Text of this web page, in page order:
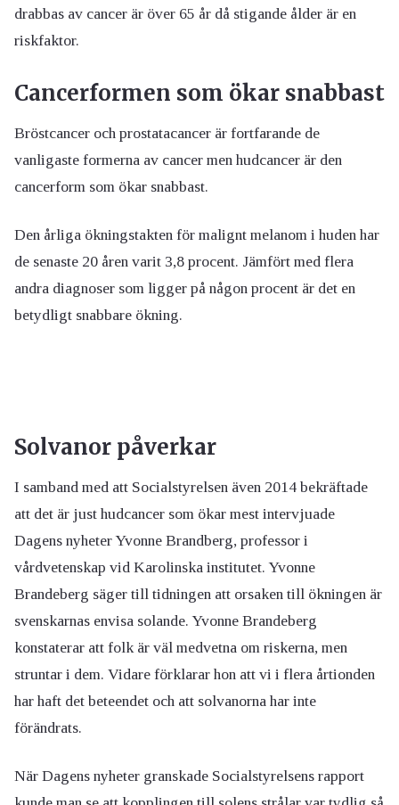
drabbas av cancer är över 65 år då stigande ålder är en
riskfaktor.
Cancerformen som ökar snabbast
Bröstcancer och prostatacancer är fortfarande de
vanligaste formerna av cancer men hudcancer är den
cancerform som ökar snabbast.
Den årliga ökningstakten för malignt melanom i huden har
de senaste 20 åren varit 3,8 procent. Jämfört med flera
andra diagnoser som ligger på någon procent är det en
betydligt snabbare ökning.
Solvanor påverkar
I samband med att Socialstyrelsen även 2014 bekräftade
att det är just hudcancer som ökar mest intervjuade
Dagens nyheter Yvonne Brandberg, professor i
vårdvetenskap vid Karolinska institutet. Yvonne
Brandeberg säger till tidningen att orsaken till ökningen är
svenskarnas envisa solande. Yvonne Brandeberg
konstaterar att folk är väl medvetna om riskerna, men
struntar i dem. Vidare förklarar hon att vi i flera årtionden
har haft det beteendet och att solvanorna har inte
förändrats.
När Dagens nyheter granskade Socialstyrelsens rapport